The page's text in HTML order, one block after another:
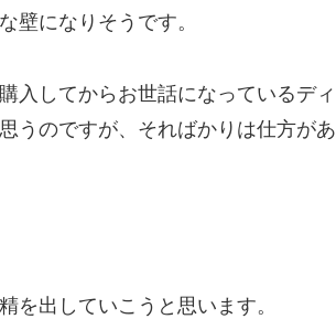
になりそうです。
入してからお世話になっているディ
うのですが、そればかりは仕方があ
を出していこうと思います。